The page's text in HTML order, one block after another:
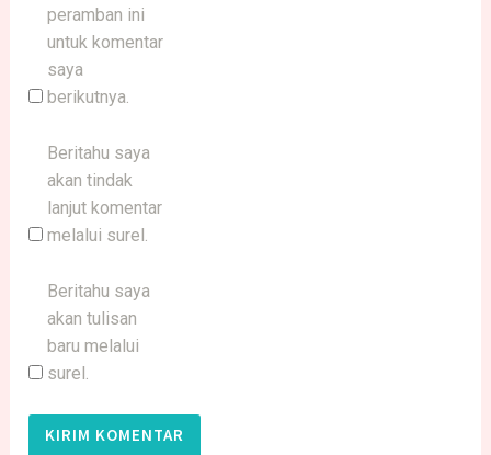
peramban ini
untuk komentar
saya
berikutnya.
Beritahu saya
akan tindak
lanjut komentar
melalui surel.
Beritahu saya
akan tulisan
baru melalui
surel.